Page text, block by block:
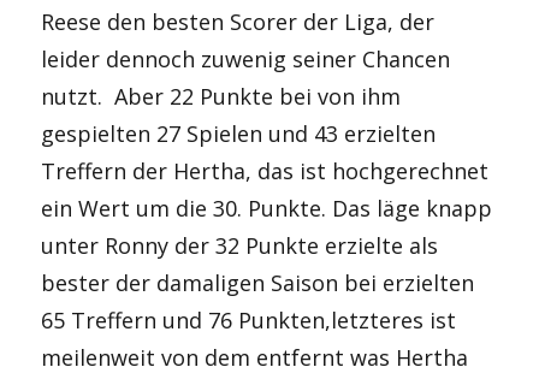
Reese den besten Scorer der Liga, der
leider dennoch zuwenig seiner Chancen
nutzt. Aber 22 Punkte bei von ihm
gespielten 27 Spielen und 43 erzielten
Treffern der Hertha, das ist hochgerechnet
ein Wert um die 30. Punkte. Das läge knapp
unter Ronny der 32 Punkte erzielte als
bester der damaligen Saison bei erzielten
65 Treffern und 76 Punkten,letzteres ist
meilenweit von dem entfernt was Hertha